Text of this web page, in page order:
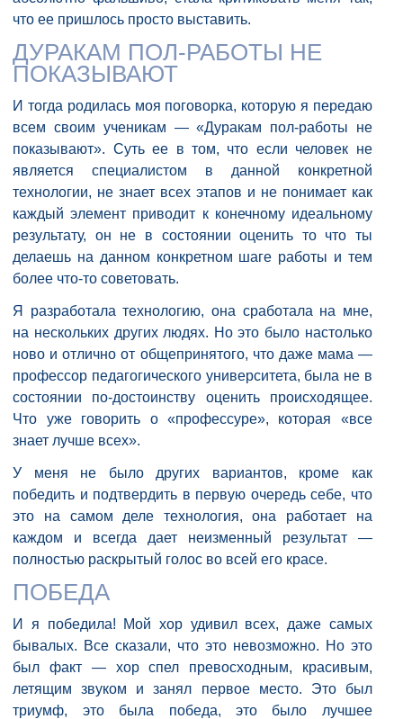
что ее пришлось просто выставить.
ДУРАКАМ ПОЛ-РАБОТЫ НЕ
ПОКАЗЫВАЮТ
И тогда родилась моя поговорка, которую я передаю
всем своим ученикам — «Дуракам пол-работы не
показывают». Суть ее в том, что если человек не
является специалистом в данной конкретной
технологии, не знает всех этапов и не понимает как
каждый элемент приводит к конечному идеальному
результату, он не в состоянии оценить то что ты
делаешь на данном конкретном шаге работы и тем
более что-то советовать.
Я разработала технологию, она сработала на мне,
на нескольких других людях. Но это было настолько
ново и отлично от общепринятого, что даже мама —
профессор педагогического университета, была не в
состоянии по-достоинству оценить происходящее.
Что уже говорить о «профессуре», которая «все
знает лучше всех».
У меня не было других вариантов, кроме как
победить и подтвердить в первую очередь себе, что
это на самом деле технология, она работает на
каждом и всегда дает неизменный результат —
полностью раскрытый голос во всей его красе.
ПОБЕДА
И я победила! Мой хор удивил всех, даже самых
бывалых. Все сказали, что это невозможно. Но это
был факт — хор спел превосходным, красивым,
летящим звуком и занял первое место. Это был
триумф, это была победа, это было лучшее